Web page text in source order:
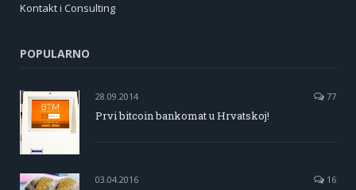
Kontakt i Consulting
POPULARNO
28.09.2014 77
Prvi bitcoin bankomat u Hrvatskoj!
03.04.2016 16